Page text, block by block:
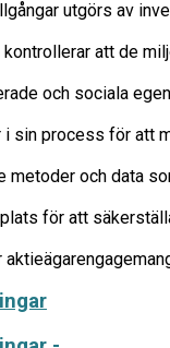
utgörs av
att de
och sociala
sin process för att
och data
för att